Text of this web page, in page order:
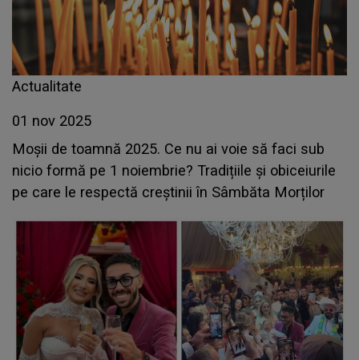
Actualitate
01 nov 2025
Moșii de toamnă 2025. Ce nu ai voie să faci sub
nicio formă pe 1 noiembrie? Tradițiile și obiceiurile
pe care le respectă creștinii în Sâmbăta Morților